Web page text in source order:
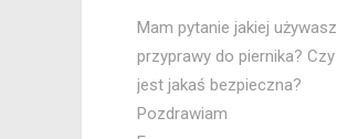
Mam pytanie jakiej używasz
przyprawy do piernika? Czy
jest jakaś bezpieczna?
Pozdrawiam